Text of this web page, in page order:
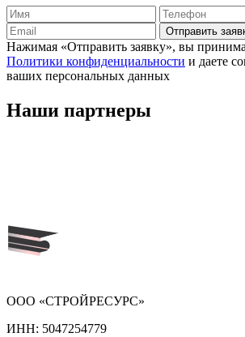
Отправить
Нажимая «Отправить заявку», вы
Политики конфиденциальности и даете
ваших персональных данных
Наши партнеры
ООО «СТРОЙРЕСУРС»
ИНН: 5047254779